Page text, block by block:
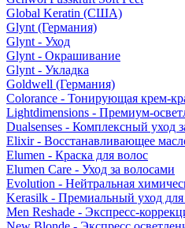
Global Keratin (США)
Glynt (Германия)
Glynt - Уход
Glynt - Окрашивание
Glynt - Укладка
Goldwell (Германия)
Colorance - Тонирующая крем-
Lightdimensions - Премиум-
Dualsenses - Комплексный уход
Elixir - Восстанавливающее
Elumen - Краска для волос
Elumen Care - Уход за волосами
Evolution - Нейтральная
Kerasilk - Премиальный уход для
Men Reshade - Экспресс-